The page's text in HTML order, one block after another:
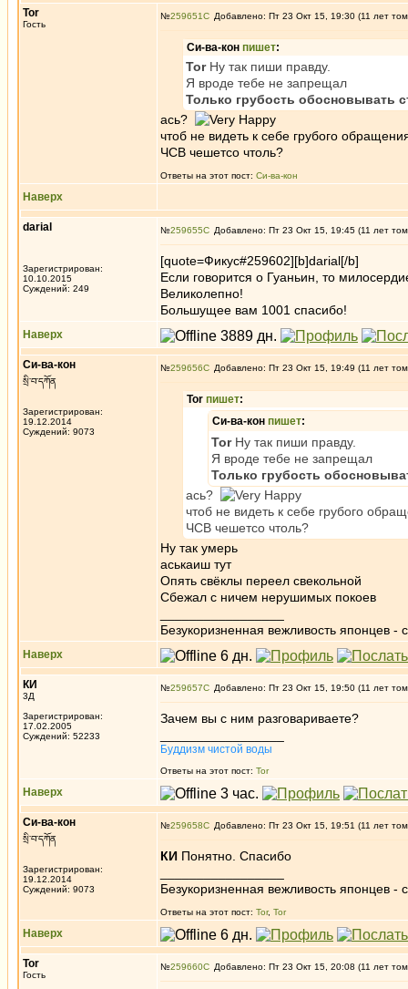
Tor
Гость
№259651 Добавлено: Пт 23 Окт 15, 19:30 (11 лет
Си-ва-кон пишет:
TorНу так пиши правду.
Я вроде тебе не запрещал
Только грубость обосновывать
ась?
чтоб не видеть к себе грубого
ЧСВ чешетсо чтоль?
Ответы на этот пост: Си-ва-кон
Наверх
darial
Зарегистрирован:
10.10.2015
Суждений: 249
№259655 Добавлено: Пт 23 Окт 15, 19:45 (11 лет
[quote=Фикус#259602][b]darial[/b]
Если говорится о Гуаньин, то
Великолепно!
Большущее вам 1001 спасибо!
Наверх
Си-ва-кон
སྲི་བ་དཀོན
Зарегистрирован:
19.12.2014
Суждений: 9073
№259656 Добавлено: Пт 23 Окт 15, 19:49 (11 лет
Tor пишет:
Си-ва-кон пишет:
TorНу так пиши правду.
Я вроде тебе не запрещал
Только грубость
ась?
чтоб не видеть к себе грубого
ЧСВ чешетсо чтоль?
Ну так умерь
аськаиш тут
Опять свёклы переел свекольной
Сбежал с ничем нерушимых покоев
Безукоризненная вежливость японцев -
Наверх
КИ
3Д
Зарегистрирован:
17.02.2005
Суждений: 52233
№259657 Добавлено: Пт 23 Окт 15, 19:50 (11 лет
Зачем вы с ним разговариваете?
Буддизм чистой воды
Ответы на этот пост: Tor
Наверх
Си-ва-кон
སྲི་བ་དཀོན
Зарегистрирован:
19.12.2014
Суждений: 9073
№259658 Добавлено: Пт 23 Окт 15, 19:51 (11 лет
КИ Понятно. Спасибо
Безукоризненная вежливость японцев -
Ответы на этот пост: Tor, Tor
Наверх
Tor
Гость
№259660 Добавлено: Пт 23 Окт 15, 20:08 (11 лет